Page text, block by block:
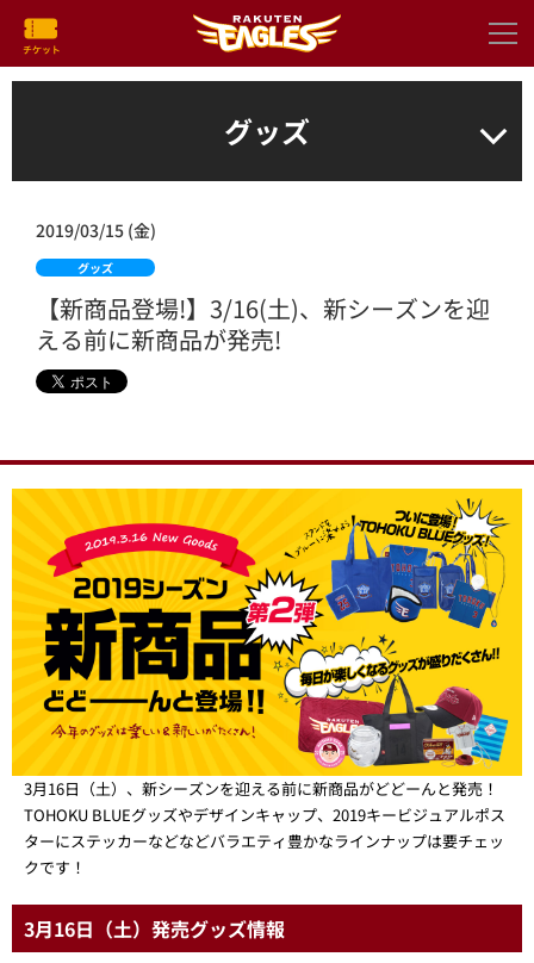
グッズ
2019/03/15 (金)
グッズ
【新商品登場!】3/16(土)、新シーズンを迎
える前に新商品が発売!
3月16日（土）、新シーズンを迎える前に新商品がどどーんと発売！
TOHOKU BLUEグッズやデザインキャップ、2019キービジュアルポス
ターにステッカーなどなどバラエティ豊かなラインナップは要チェッ
クです！
3月16日（土）発売グッズ情報